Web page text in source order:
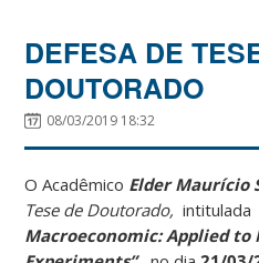
DEFESA DE
DOUTORADO
08/03/2019 18:32
O Acadêmico Elder Maurício
Tese de Doutorado, intitulada
Macroeconomic: Applied to